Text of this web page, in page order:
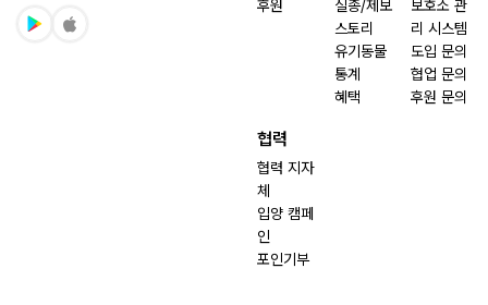
후원
실종/제보
스토리
유기동물
통계
혜택
보호소 관
리 시스템
도입 문의
협업 문의
후원 문의
협력
협력 지자
체
입양 캠페
인
포인기부